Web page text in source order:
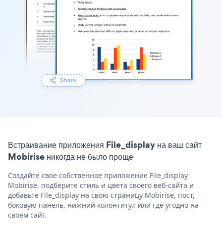
Встраивание приложения File_display на ваш сайт
Mobirise никогда не было проще
Создайте свое собственное приложение File_display
Mobirise, подберите стиль и цвета своего веб-сайта и
добавьте File_display на свою страницу Mobirise, пост,
боковую панель, нижний колонтитул или где угодно на
своем сайт.